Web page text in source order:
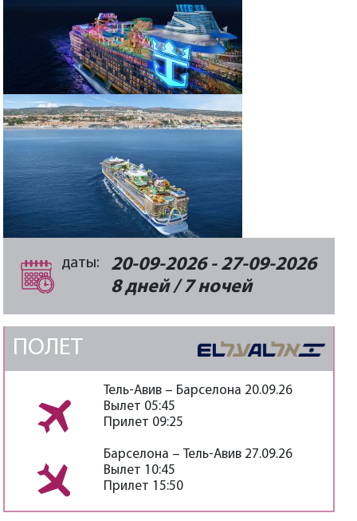
даты:
20-09-2026 - 27-09-2026
8 дней / 7 ночей
ПОЛЕТ
Тель-Авив – Барселона 20.09.26
Вылет 05:45
Прилет 09:25
Барселона – Тель-Авив 27.09.26
Вылет 10:45
Прилет 15:50